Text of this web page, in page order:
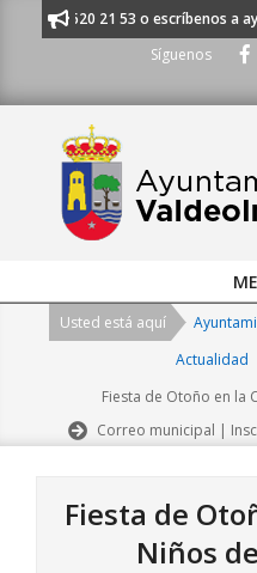
al 91 620 21 53 o escríbenos a
Síguenos
Navigation
Usted está aquí
Actualidad
Fiesta de Otoño en la
Correo municipal |
Fiesta de
Niños